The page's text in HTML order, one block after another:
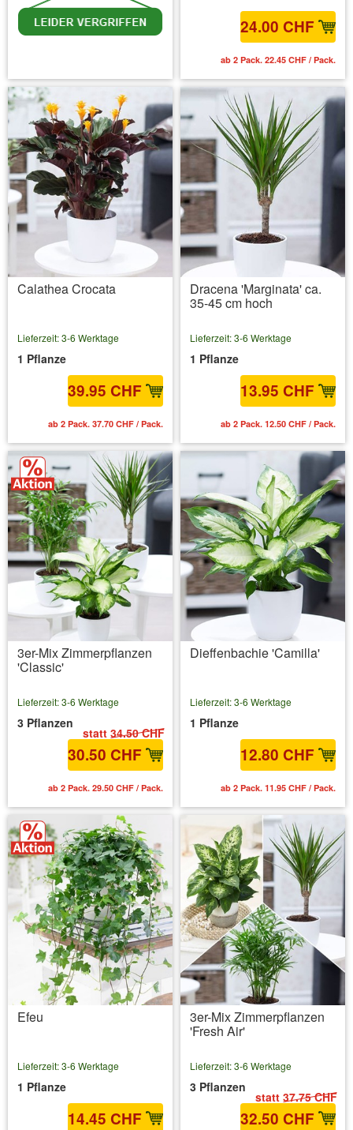
24.00 CHF
ab 2 Pack. 22.45 CHF / Pack.
Calathea Crocata
Lieferzeit: 3-6 Werktage
1 Pflanze
39.95 CHF
ab 2 Pack. 37.70 CHF / Pack.
Dracena 'Marginata' ca.
35-45 cm hoch
Lieferzeit: 3-6 Werktage
1 Pflanze
13.95 CHF
ab 2 Pack. 12.50 CHF / Pack.
3er-Mix Zimmerpflanzen
'Classic'
statt 34.50 CHF
Lieferzeit: 3-6 Werktage
3 Pflanzen
30.50 CHF
ab 2 Pack. 29.50 CHF / Pack.
Dieffenbachie 'Camilla'
Lieferzeit: 3-6 Werktage
1 Pflanze
12.80 CHF
ab 2 Pack. 11.95 CHF / Pack.
Efeu
Lieferzeit: 3-6 Werktage
1 Pflanze
14.45 CHF
3er-Mix Zimmerpflanzen
'Fresh Air'
statt 37.75 CHF
Lieferzeit: 3-6 Werktage
3 Pflanzen
32.50 CHF